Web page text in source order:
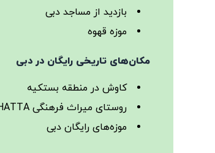
بازدید از مساجد دبی
موزه قهوه
مکان‌های تاریخی رایگان در دبی
کاوش در منطقه بستکیه
روستای میراث فرهنگی HATTA
موزه‌های رایگان دبی